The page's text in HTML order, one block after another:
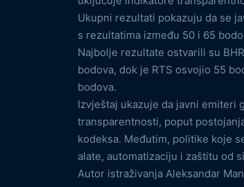
Ukupni rezultati pokazuju da se
s rezultatima između 50 i 65
Najbolje rezultate ostvarili su
bodova, dok je RTS osvojio 55
bodova.
Izvještaj ukazuje da javni emiteri
transparentnosti, poput
kodeksa. Međutim, politike koje
alate, automatizaciju i zaštitu od
Autor istraživanja Aleksandar